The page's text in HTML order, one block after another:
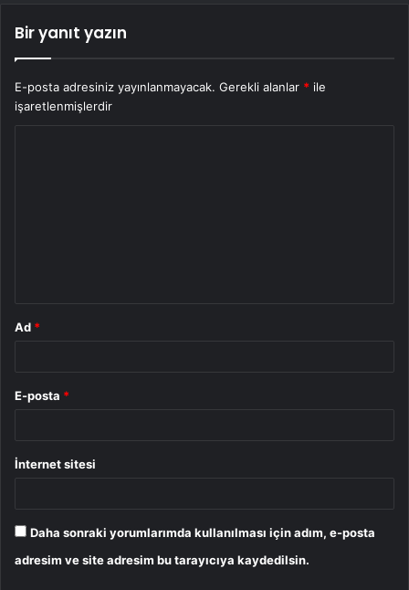
Bir yanıt yazın
E-posta adresiniz yayınlanmayacak. Gerekli alanlar * ile
işaretlenmişlerdir
Ad *
E-posta *
İnternet sitesi
Daha sonraki yorumlarımda kullanılması için adım, e-posta
adresim ve site adresim bu tarayıcıya kaydedilsin.